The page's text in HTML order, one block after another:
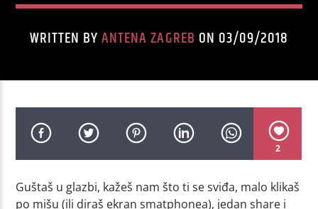
WRITTEN BYANTENA ZAGREB ON 03/09/2018
2
Guštaš u glazbi, kažeš nam što ti se sviđa, malo klikaš
po mišu (ili diraš ekran smatphonea), jedan share i